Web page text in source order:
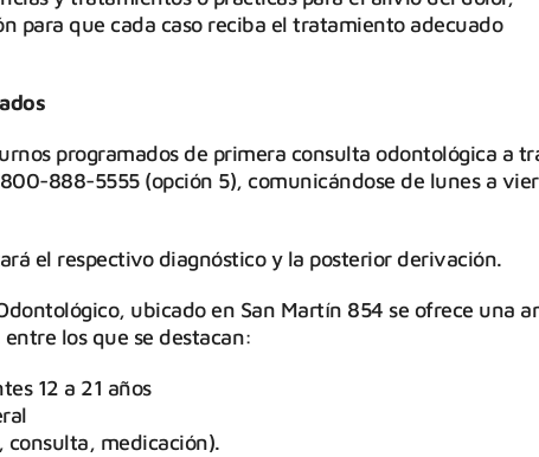
para que cada caso reciba el tratamiento adecuado
programados de primera consulta odontológica a
888-5555 (opción 5), comunicándose de lunes a
el respectivo diagnóstico y la posterior derivación.
ubicado en San Martín 854 se ofrece una
los que se destacan:
12 a 21 años
consulta, medicación).